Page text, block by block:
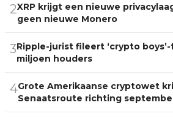
2XRP krijgt een nieuwe
geen nieuwe Monero
3Ripple-jurist fileert ‘crypto
miljoen houders
4Grote Amerikaanse cryptowet
Senaatsroute richting